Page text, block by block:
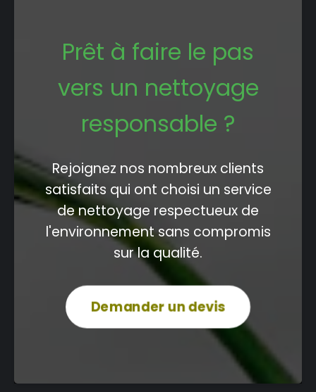
Prêt à faire le pas
vers un nettoyage
responsable ?
Rejoignez nos nombreux clients
satisfaits qui ont choisi un service
de nettoyage respectueux de
l'environnement sans compromis
sur la qualité.
Demander un devis